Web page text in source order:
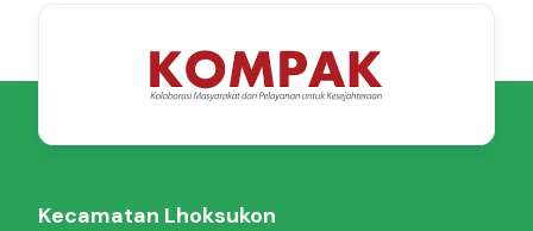
Kecamatan Lhoksukon